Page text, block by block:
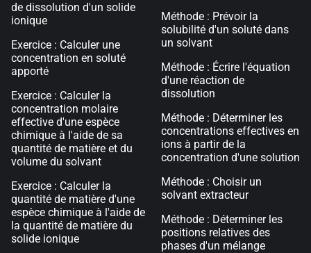
de dissolution d'un solide
ionique
Exercice : Calculer une
concentration en soluté
apporté
Exercice : Calculer la
concentration molaire
effective d'une espèce
chimique à l'aide de sa
quantité de matière et du
volume du solvant
Exercice : Calculer la
quantité de matière d'une
espèce chimique à l'aide de
la quantité de matière du
solide ionique
Méthode : Prévoir la
solubilité d'un soluté dans
un solvant
Méthode : Écrire l'équation
d'une réaction de
dissolution
Méthode : Déterminer les
concentrations effectives en
ions à partir de la
concentration d'une solution
Méthode : Choisir un
solvant extracteur
Méthode : Déterminer les
positions relatives des
phases d'un mélange